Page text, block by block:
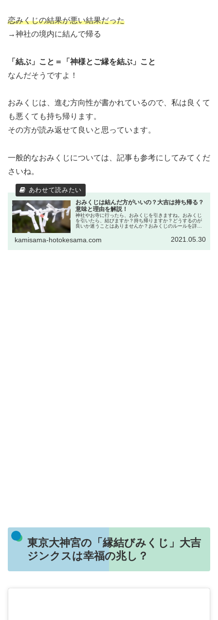
恋みくじの結果が悪い結果だった
→神社の境内に結んで帰る
「結ぶ」こと＝「神様とご縁を結ぶ」こと
なんだそうですよ！
おみくじは、進む方向性が書かれているので、私は良くて
も悪くても持ち帰ります。
その方が読み返せて良いと思っています。
一般的なおみくじについては、記事も参考にしてみてくだ
さいね。
おみくじは結んだ方がいいの？大吉は持ち帰る？
意味と理由を解説！
神社やお寺に行ったら、おみくじを引きますね。おみくじ
を引いたら、結びますか？持ち帰りますか？どうするのが
良いか迷うことはありませんか？おみくじのルールを詳し
kamisama-hotokesama.com 2021.05.30
東京大神宮の「縁結びみくじ」大吉
ジンクスは幸福の兆し？